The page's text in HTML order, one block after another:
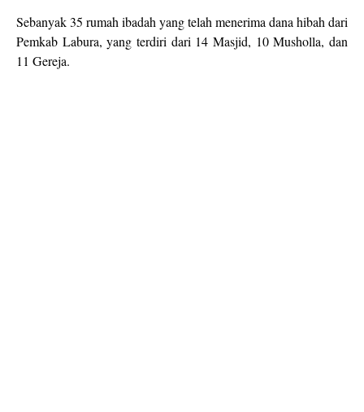
Sebanyak 35 rumah ibadah yang telah menerima dana hibah dari
Pemkab Labura, yang terdiri dari 14 Masjid, 10 Musholla, dan
11 Gereja.